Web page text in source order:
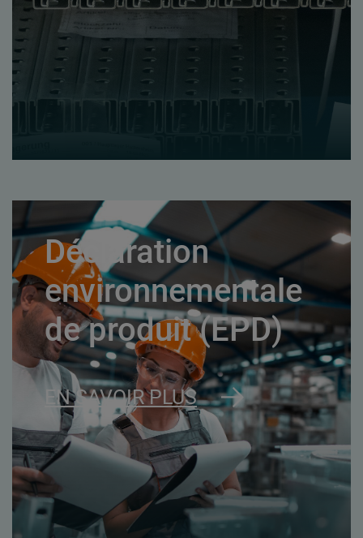
Déclaration
environnementale
de produit (EPD)
EN SAVOIR PLUS